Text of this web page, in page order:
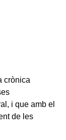
crònica
i que amb el
de les